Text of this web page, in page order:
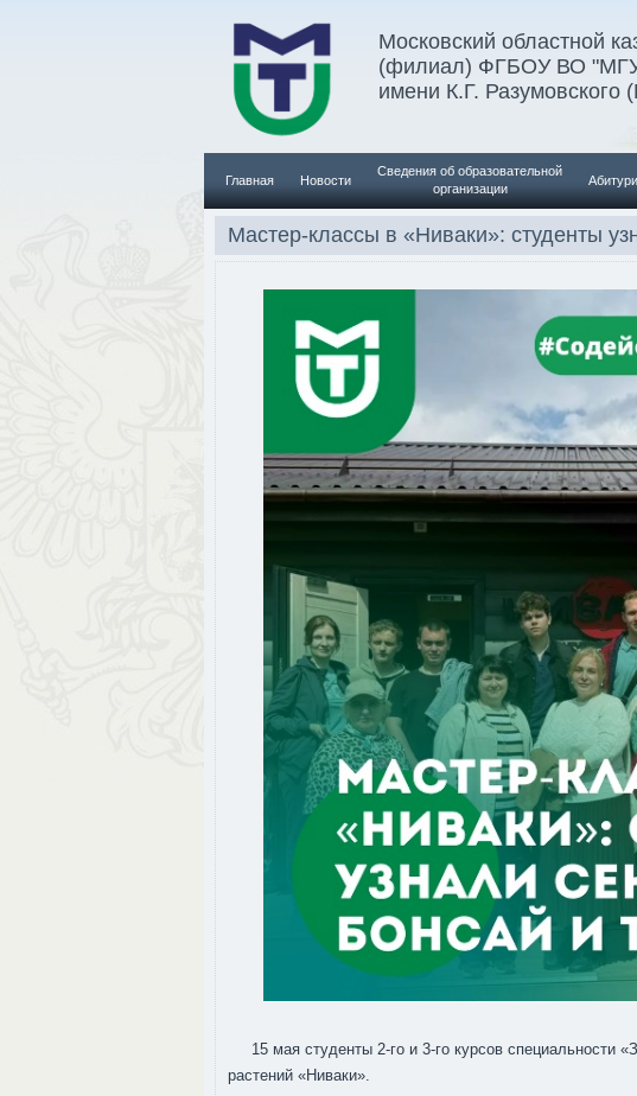
Московский областной
(филиал) ФГБОУ ВО
имени К.Г. Разумовского
Главная Новости
Сведения об образовательной
организации
Мастер-классы в «Ниваки»: студенты
15 мая студенты 2-го и 3-го курсов специальности
растений «Ниваки».